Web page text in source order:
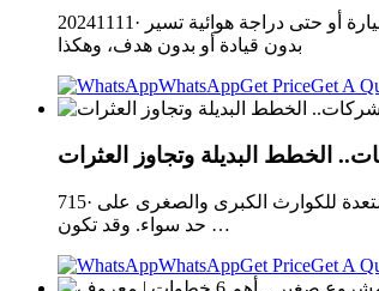
20241111· ادارة المشاريع الصغيرة. المشاريع الصغيرة على الرغم من أنها قد تكون محدودة الموارد المالية أو البشرية، إلا أنها تحتاج إلى نظام إدارة مناسب. فلا يمكن تخيل سيارة أو حتى دراجة هوائية تسير
بدون قيادة أو بدون هدف، وهكذا
WhatsAppGet PriceGet A
الخطط البديلة وتجاوز العثرات
715· يتعامل التخطيط للطوارئ في الشركات مع الكثير من التحديات، من الكوارث الطبيعية، إلى قرصنة البيانات والسرقة.. إلخ، لكن من المحتم أن تكون الشركة مستعدة للكوارث الكبرى والصغرى على
حد سواء. وقد تكون …
WhatsAppGet PriceGet A